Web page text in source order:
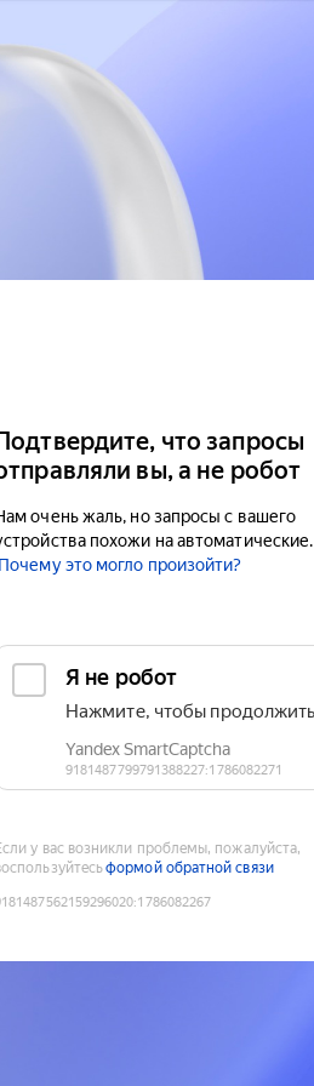
что запросы
вы, а не робот
очень жаль, но запросы с вашего
похожи на автоматические.
Почему это могло произойти?
у вас возникли проблемы, пожалуйста,
формой обратной связи
:1786082267